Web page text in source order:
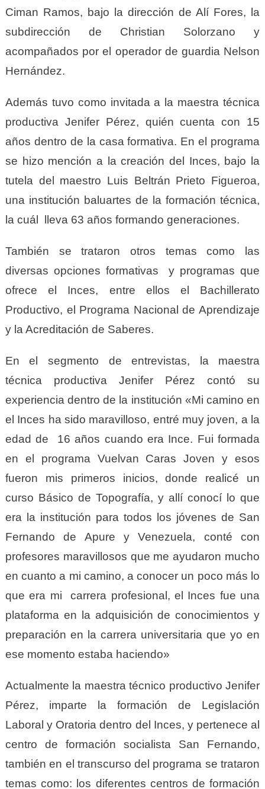
Ciman Ramos, bajo la dirección de Alí Fores, la
subdirección de Christian Solorzano y
acompañados por el operador de guardia Nelson
Hernández.
Además tuvo como invitada a la maestra técnica
productiva Jenifer Pérez, quién cuenta con 15
años dentro de la casa formativa. En el programa
se hizo mención a la creación del Inces, bajo la
tutela del maestro Luis Beltrán Prieto Figueroa,
una institución baluartes de la formación técnica,
la cuál lleva 63 años formando generaciones.
También se trataron otros temas como las
diversas opciones formativas y programas que
ofrece el Inces, entre ellos el Bachillerato
Productivo, el Programa Nacional de Aprendizaje
y la Acreditación de Saberes.
En el segmento de entrevistas, la maestra
técnica productiva Jenifer Pérez contó su
experiencia dentro de la institución «Mi camino en
el Inces ha sido maravilloso, entré muy joven, a la
edad de 16 años cuando era Ince. Fui formada
en el programa Vuelvan Caras Joven y esos
fueron mis primeros inicios, donde realicé un
curso Básico de Topografía, y allí conocí lo que
era la institución para todos los jóvenes de San
Fernando de Apure y Venezuela, conté con
profesores maravillosos que me ayudaron mucho
en cuanto a mi camino, a conocer un poco más lo
que era mi carrera profesional, el Inces fue una
plataforma en la adquisición de conocimientos y
preparación en la carrera universitaria que yo en
ese momento estaba haciendo»
Actualmente la maestra técnico productivo Jenifer
Pérez, imparte la formación de Legislación
Laboral y Oratoria dentro del Inces, y pertenece al
centro de formación socialista San Fernando,
también en el transcurso del programa se trataron
temas como: los diferentes centros de formación